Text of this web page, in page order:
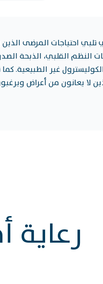
احتياجات المرضى
النظم القلبي، الذبحة
غير الطبيعية. كما
لا يعانون من أعراض
رعاية